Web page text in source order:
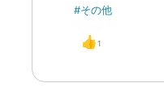
言えそうではある。 W.A.の独
サーフィンで
#その他
👍1